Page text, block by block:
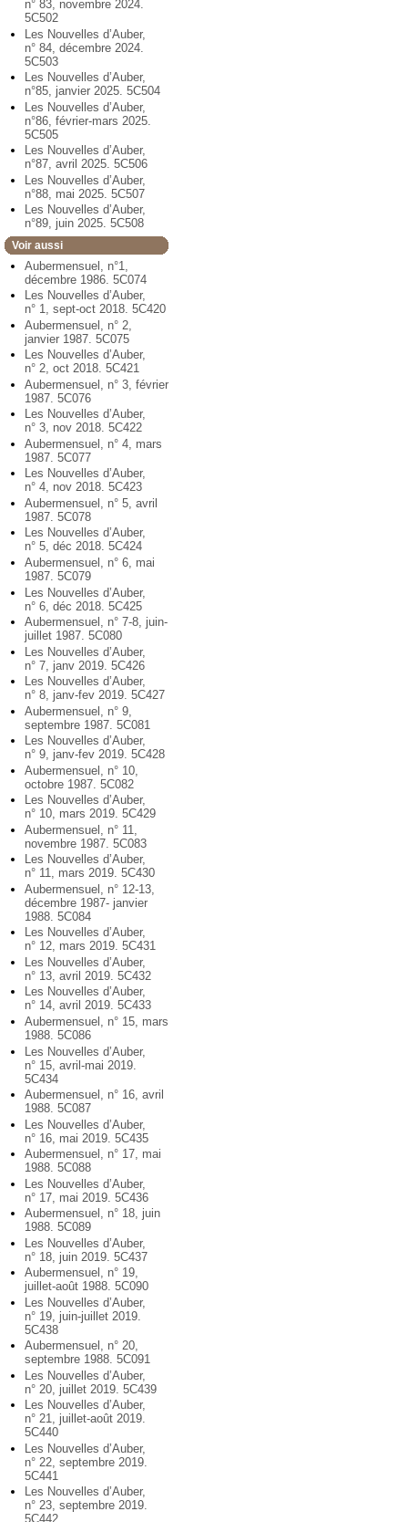
n° 83, novembre 2024.
5C502
Les Nouvelles d’Auber,
n° 84, décembre 2024.
5C503
Les Nouvelles d’Auber,
n°85, janvier 2025. 5C504
Les Nouvelles d’Auber,
n°86, février-mars 2025.
5C505
Les Nouvelles d’Auber,
n°87, avril 2025. 5C506
Les Nouvelles d’Auber,
n°88, mai 2025. 5C507
Les Nouvelles d’Auber,
n°89, juin 2025. 5C508
Voir aussi
Aubermensuel, n°1,
décembre 1986. 5C074
Les Nouvelles d’Auber,
n° 1, sept-oct 2018. 5C420
Aubermensuel, n° 2,
janvier 1987. 5C075
Les Nouvelles d’Auber,
n° 2, oct 2018. 5C421
Aubermensuel, n° 3, février
1987. 5C076
Les Nouvelles d’Auber,
n° 3, nov 2018. 5C422
Aubermensuel, n° 4, mars
1987. 5C077
Les Nouvelles d’Auber,
n° 4, nov 2018. 5C423
Aubermensuel, n° 5, avril
1987. 5C078
Les Nouvelles d’Auber,
n° 5, déc 2018. 5C424
Aubermensuel, n° 6, mai
1987. 5C079
Les Nouvelles d’Auber,
n° 6, déc 2018. 5C425
Aubermensuel, n° 7-8, juin-
juillet 1987. 5C080
Les Nouvelles d’Auber,
n° 7, janv 2019. 5C426
Les Nouvelles d’Auber,
n° 8, janv-fev 2019. 5C427
Aubermensuel, n° 9,
septembre 1987. 5C081
Les Nouvelles d’Auber,
n° 9, janv-fev 2019. 5C428
Aubermensuel, n° 10,
octobre 1987. 5C082
Les Nouvelles d’Auber,
n° 10, mars 2019. 5C429
Aubermensuel, n° 11,
novembre 1987. 5C083
Les Nouvelles d’Auber,
n° 11, mars 2019. 5C430
Aubermensuel, n° 12-13,
décembre 1987- janvier
1988. 5C084
Les Nouvelles d’Auber,
n° 12, mars 2019. 5C431
Les Nouvelles d’Auber,
n° 13, avril 2019. 5C432
Les Nouvelles d’Auber,
n° 14, avril 2019. 5C433
Aubermensuel, n° 15, mars
1988. 5C086
Les Nouvelles d’Auber,
n° 15, avril-mai 2019.
5C434
Aubermensuel, n° 16, avril
1988. 5C087
Les Nouvelles d’Auber,
n° 16, mai 2019. 5C435
Aubermensuel, n° 17, mai
1988. 5C088
Les Nouvelles d’Auber,
n° 17, mai 2019. 5C436
Aubermensuel, n° 18, juin
1988. 5C089
Les Nouvelles d’Auber,
n° 18, juin 2019. 5C437
Aubermensuel, n° 19,
juillet-août 1988. 5C090
Les Nouvelles d’Auber,
n° 19, juin-juillet 2019.
5C438
Aubermensuel, n° 20,
septembre 1988. 5C091
Les Nouvelles d’Auber,
n° 20, juillet 2019. 5C439
Les Nouvelles d’Auber,
n° 21, juillet-août 2019.
5C440
Les Nouvelles d’Auber,
n° 22, septembre 2019.
5C441
Les Nouvelles d’Auber,
n° 23, septembre 2019.
5C442